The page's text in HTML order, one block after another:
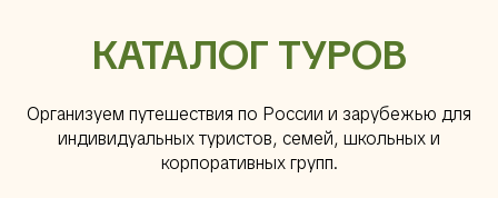
КАТАЛОГ ТУРОВ
Организуем путешествия по России и зарубежью для
индивидуальных туристов, семей, школьных и
корпоративных групп.